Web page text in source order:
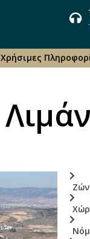
Χρήσιμες